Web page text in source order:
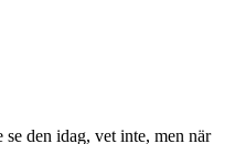
den idag, vet inte, men när